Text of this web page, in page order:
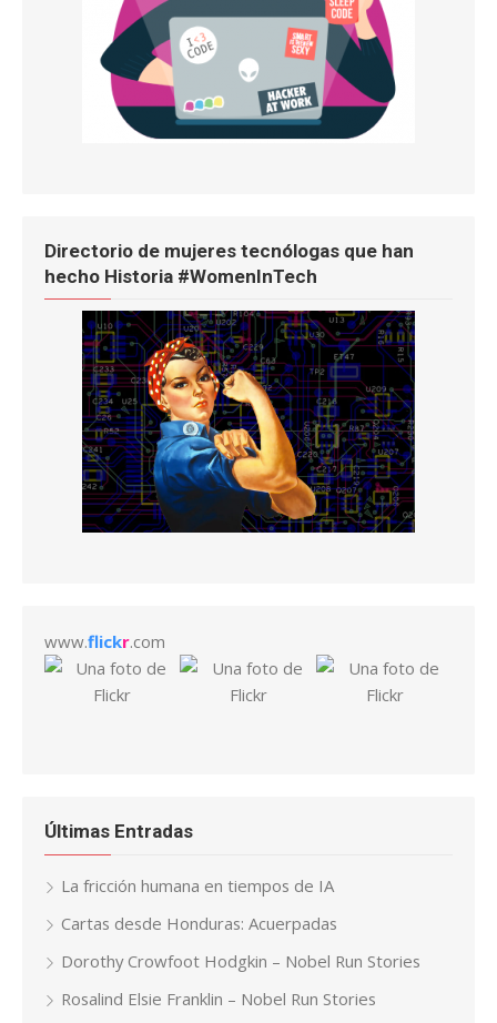
Directorio de mujeres tecnólogas que han
hecho Historia #WomenInTech
www.flickr.com
Últimas Entradas
La fricción humana en tiempos de IA
Cartas desde Honduras: Acuerpadas
Dorothy Crowfoot Hodgkin – Nobel Run Stories
Rosalind Elsie Franklin – Nobel Run Stories